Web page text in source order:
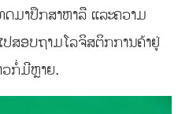
ດມາປຶກສາຫາລື ແລະຄວາມ
ສອບຖາມໂລຈິສຕິກການຄ້າຢູ່
ວກໍ່ມີຫຼາຍ.